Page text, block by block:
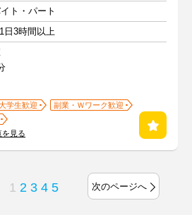
ト・パート
日3時間以上
学生歓迎
副業・Ｗワーク歓迎
見る
1 2 3 4 5 次のページへ